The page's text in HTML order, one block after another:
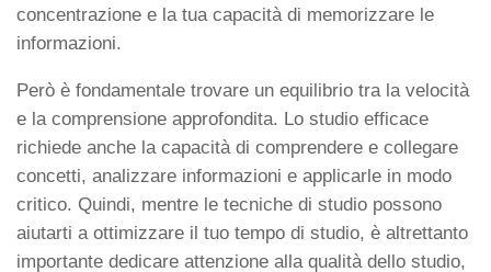
concentrazione e la tua capacità di memorizzare le
informazioni.
Però è fondamentale trovare un equilibrio tra la velocità
e la comprensione approfondita. Lo studio efficace
richiede anche la capacità di comprendere e collegare
concetti, analizzare informazioni e applicarle in modo
critico. Quindi, mentre le tecniche di studio possono
aiutarti a ottimizzare il tuo tempo di studio, è altrettanto
importante dedicare attenzione alla qualità dello studio,